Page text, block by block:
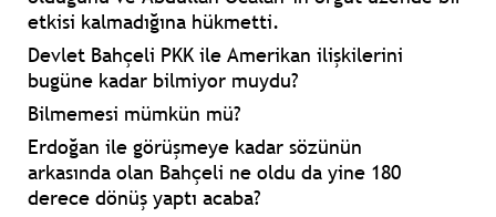
etkisi kalmadığına hükmetti.
Devlet Bahçeli PKK ile Amerikan ilişkilerini
bugüne kadar bilmiyor muydu?
Bilmemesi mümkün mü?
Erdoğan ile görüşmeye kadar sözünün
arkasında olan Bahçeli ne oldu da yine 180
derece dönüş yaptı acaba?